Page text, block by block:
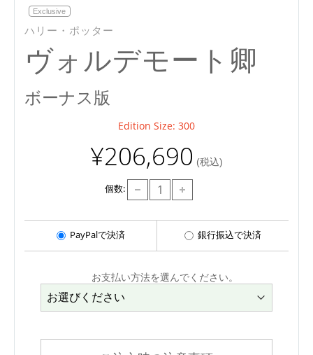
Exclusive
ハリー・ポッター
ヴォルデモート卿
ボーナス版
Edition Size: 300
¥206,690 (税込)
個数:
PayPalで決済 銀行振込で決済
お支払い方法を選んでください。